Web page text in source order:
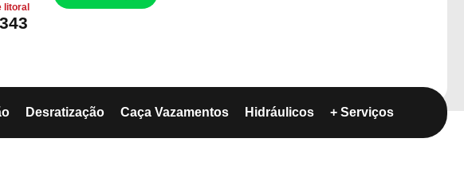
litoral
Desratização Caça Vazamentos Hidráulicos + Serviços